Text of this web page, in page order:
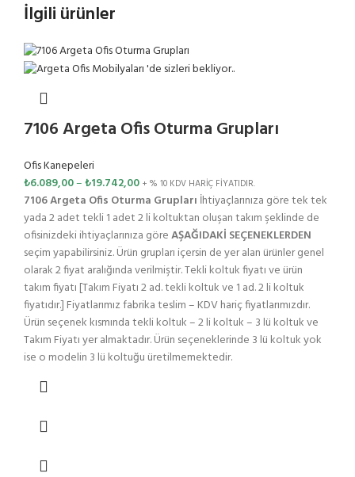
İlgili ürünler
7106 Argeta Ofis Oturma Grupları
Ofis Kanepeleri
₺6.089,00–₺19.742,00 + % 10 KDV HARİÇ FİYATIDIR.
7106 Argeta Ofis Oturma Grupları İhtiyaçlarınıza göre tek tek
yada 2 adet tekli 1 adet 2 li koltuktan oluşan takım şeklinde de
ofisinizdeki ihtiyaçlarınıza göreAŞAĞIDAKİ SEÇENEKLERDEN
seçim yapabilirsiniz. Ürün grupları içersin de yer alan ürünler genel
olarak 2 fiyat aralığında verilmiştir. Tekli koltuk fiyatı ve ürün
takım fiyatı [Takım Fiyatı 2 ad. tekli koltuk ve 1 ad. 2 li koltuk
fiyatıdır.] Fiyatlarımız fabrika teslim – KDV hariç fiyatlarımızdır.
Ürün seçenek kısmında tekli koltuk – 2 li koltuk – 3 lü koltuk ve
Takım Fiyatı yer almaktadır. Ürün seçeneklerinde 3 lü koltuk yok
ise o modelin 3 lü koltuğu üretilmemektedir.